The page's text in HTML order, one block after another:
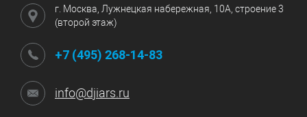
г. Москва, Лужнецкая набережная, 10А, строение 3
(второй этаж)
+7 (495) 268-14-83
info@djiars.ru